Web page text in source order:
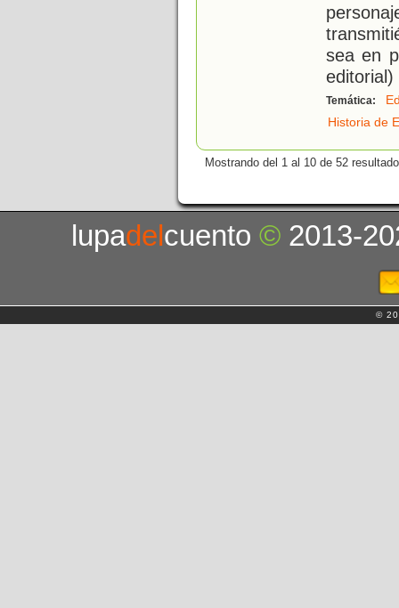
sea en
editorial)
Temática:
Historia de
Mostrando del 1 al 10 de 52
lupadelcuento© 2013-
©